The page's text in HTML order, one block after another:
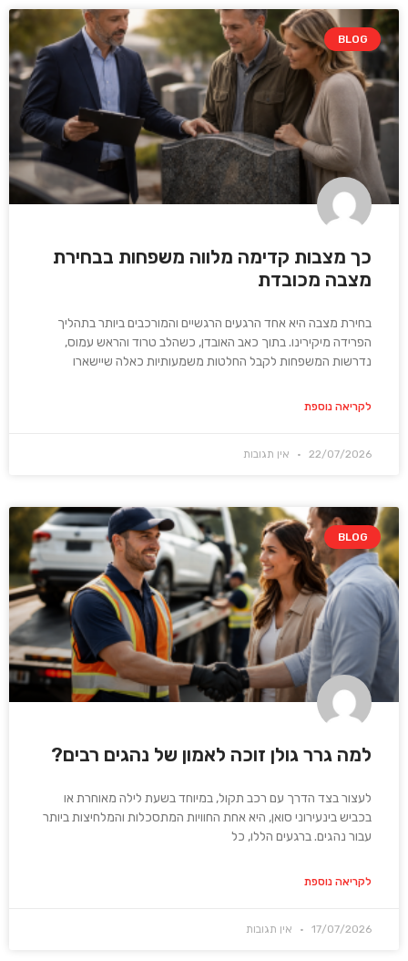
BLOG
כך מצבות קדימה מלווה משפחות בבחירת
מצבה מכובדת
בחירת מצבה היא אחד הרגעים הרגשיים והמורכבים ביותר בתהליך
הפרידה מיקירינו. בתוך כאב האובדן, כשהלב טרוד והראש עמוס,
נדרשות המשפחות לקבל החלטות משמעותיות כאלה שיישארו
לקריאה נוספת
22/07/2026 אין תגובות
BLOG
למה גרר גולן זוכה לאמון של נהגים רבים?
לעצור בצד הדרך עם רכב תקול, במיוחד בשעת לילה מאוחרת או
בכביש בינעירוני סואן, היא אחת החוויות המתסכלות והמלחיצות ביותר
עבור נהגים. ברגעים הללו, כל
לקריאה נוספת
17/07/2026 אין תגובות